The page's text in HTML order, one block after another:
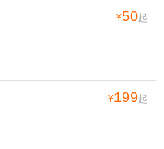
¥50起
¥199起